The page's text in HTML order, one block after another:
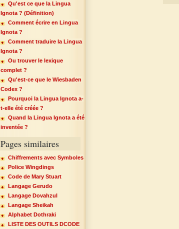
Qu'est ce que la Lingua
Ignota ? (Définition)
Comment écrire en Lingua
Ignota ?
Comment traduire la Lingua
Ignota ?
Ou trouver le lexique
complet ?
Qu'est-ce que le Wiesbaden
Codex ?
Pourquoi la Lingua Ignota a-
t-elle été créée ?
Quand la Lingua Ignota a été
inventée ?
Pages similaires
Chiffrements avec Symboles
Police Wingdings
Code de Mary Stuart
Langage Gerudo
Langage Dovahzul
Langage Sheikah
Alphabet Dothraki
LISTE DES OUTILS DCODE